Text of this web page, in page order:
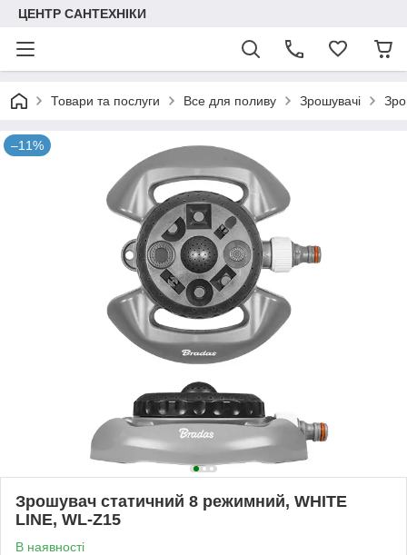
ЦЕНТР САНТЕХНІКИ
Товари та послуги Все для поливу Зрошувачі
–11%
Зрошувач статичний 8 режимний, WHITE
LINE, WL-Z15
В наявності